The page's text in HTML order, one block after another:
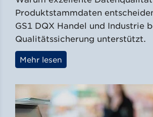
Produktstammdaten
GS1 DQX Handel und Industrie
Qualitätssicherung unterstützt.
Mehr lesen